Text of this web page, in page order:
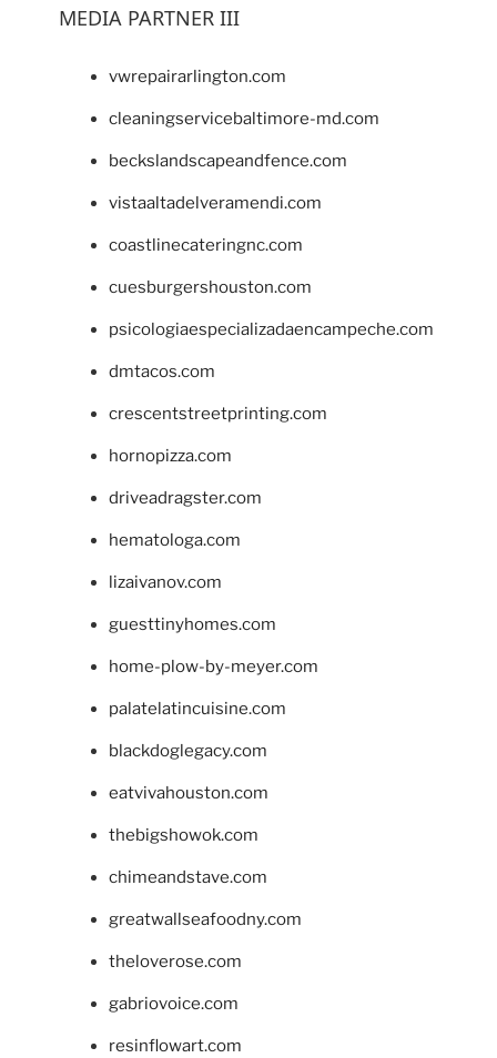
MEDIA PARTNER III
vwrepairarlington.com
cleaningservicebaltimore-md.com
beckslandscapeandfence.com
vistaaltadelveramendi.com
coastlinecateringnc.com
cuesburgershouston.com
psicologiaespecializadaencampeche.com
dmtacos.com
crescentstreetprinting.com
hornopizza.com
driveadragster.com
hematologa.com
lizaivanov.com
guesttinyhomes.com
home-plow-by-meyer.com
palatelatincuisine.com
blackdoglegacy.com
eatvivahouston.com
thebigshowok.com
chimeandstave.com
greatwallseafoodny.com
theloverose.com
gabriovoice.com
resinflowart.com